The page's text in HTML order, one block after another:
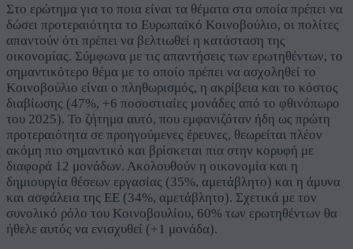
Στο ερώτημα για το ποια είναι τα θέματα στα οποία πρέπει να
δώσει προτεραιότητα το Ευρωπαϊκό Κοινοβούλιο, οι πολίτες
απαντούν ότι πρέπει να βελτιωθεί η κατάσταση της
οικονομίας. Σύμφωνα με τις απαντήσεις των ερωτηθέντων, το
σημαντικότερο θέμα με το οποίο πρέπει να ασχοληθεί το
Κοινοβούλιο είναι ο πληθωρισμός, η ακρίβεια και το κόστος
διαβίωσης (47%, +6 ποσοστιαίες μονάδες από το φθινόπωρο
του 2025). Το ζήτημα αυτό, που εμφανιζόταν ήδη ως πρώτη
προτεραιότητα σε προηγούμενες έρευνες, θεωρείται πλέον
ακόμη πιο σημαντικό και βρίσκεται πια στην κορυφή με
διαφορά 12 μονάδων. Ακολουθούν η οικονομία και η
δημιουργία θέσεων εργασίας (35%, αμετάβλητο) και η άμυνα
και ασφάλεια της ΕΕ (34%, αμετάβλητο). Σχετικά με τον
συνολικό ρόλο του Κοινοβουλίου, 60% των ερωτηθέντων θα
ήθελε αυτός να ενισχυθεί (+1 μονάδα).